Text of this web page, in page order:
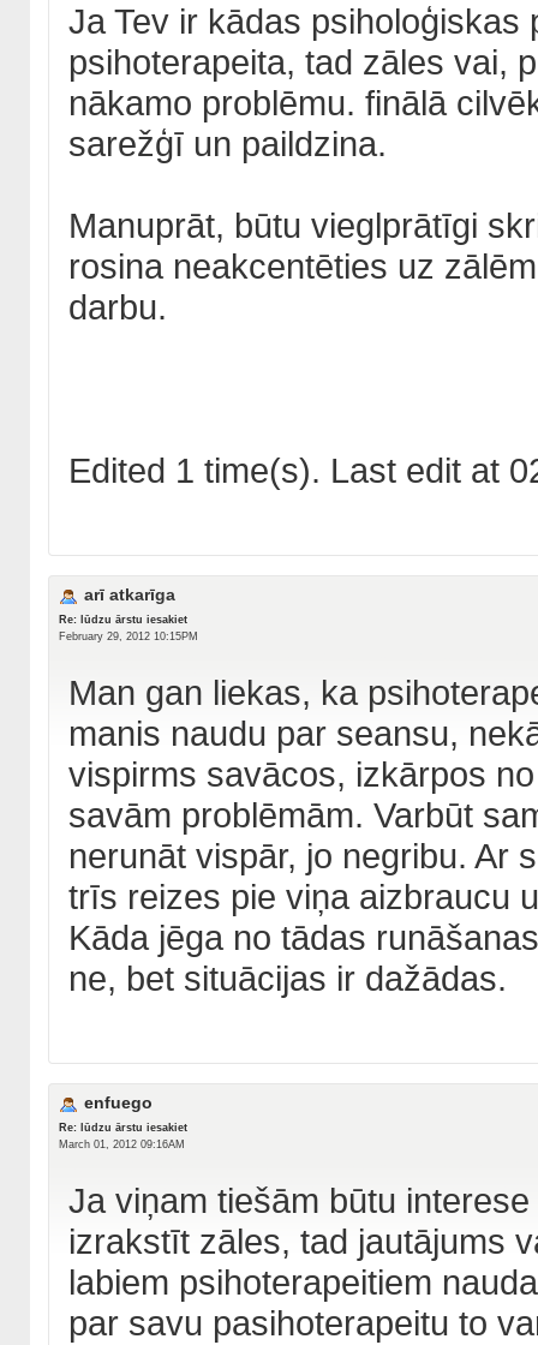
Ja Tev ir kādas psiholoģiskas
psihoterapeita, tad zāles vai,
nākamo problēmu. finālā
sarežģī un paildzina.
Manuprāt, būtu vieglprātīgi
rosina neakcentēties uz
darbu.
Edited 1 time(s). Last edit at
arī atkarīga
Re: lūdzu ārstu iesakiet
February 29, 2012 10:15PM
Man gan liekas, ka
manis naudu par seansu,
vispirms savācos, izkārpos
savām problēmām. Varbūt
nerunāt vispār, jo negribu. Ar
trīs reizes pie viņa aizbraucu
Kāda jēga no tādas
ne, bet situācijas ir dažādas.
enfuego
Re: lūdzu ārstu iesakiet
March 01, 2012 09:16AM
Ja viņam tiešām būtu
izrakstīt zāles, tad jautājums
labiem psihoterapeitiem
par savu pasihoterapeitu to